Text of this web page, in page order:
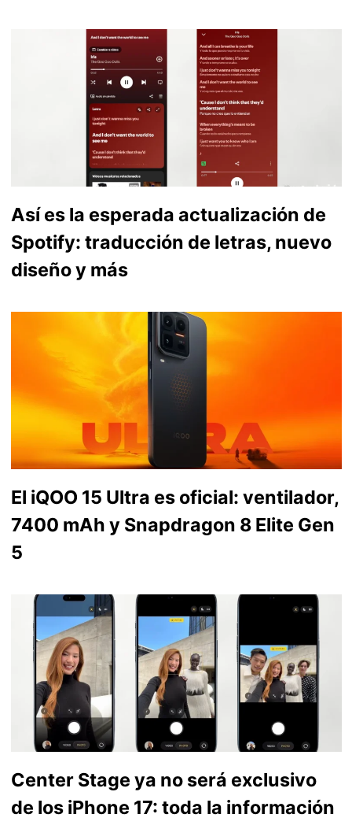
Así es la esperada actualización de
Spotify: traducción de letras, nuevo
diseño y más
El iQOO 15 Ultra es oficial: ventilador,
7400 mAh y Snapdragon 8 Elite Gen
5
Center Stage ya no será exclusivo
de los iPhone 17: toda la información